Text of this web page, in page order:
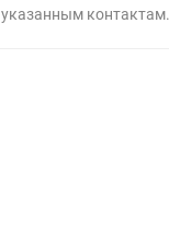
указанным контактам.